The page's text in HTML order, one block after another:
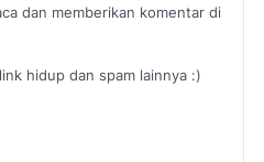
dan memberikan komentar di
hidup dan spam lainnya :)